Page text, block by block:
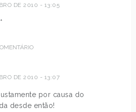
DE 2010 - 13:05
DE 2010 - 13:07
por causa do
desde então!